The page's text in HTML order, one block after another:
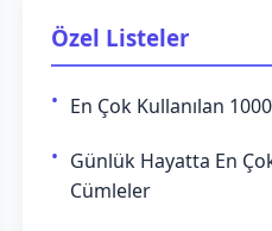
Özel Listeler
En Çok Kullanılan
Günlük Hayatta En
Cümleler